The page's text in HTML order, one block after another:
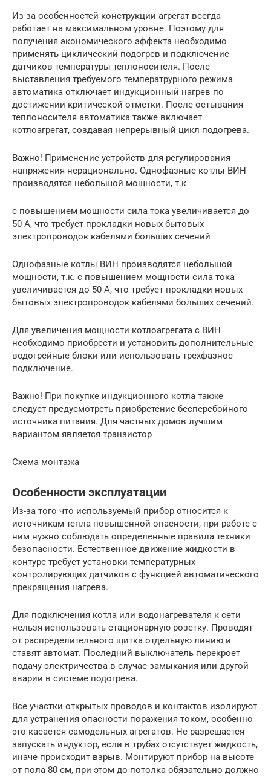
Из-за особенностей конструкции агрегат всегда
работает на максимальном уровне. Поэтому для
получения экономического эффекта необходимо
применять циклический подогрев и подключение
датчиков температуры теплоносителя. После
выставления требуемого температрурного режима
автоматика отключает индукционный нагрев по
достижении критической отметки. После остывания
теплоносителя автоматика также включает
котлоагрегат, создавая непрерывный цикл подогрева.
Важно! Применение устройств для регулирования
напряжения нерационально. Однофазные котлы ВИН
производятся небольшой мощности, т.к
с повышением мощности сила тока увеличивается до
50 А, что требует прокладки новых бытовых
электропроводок кабелями больших сечений
Однофазные котлы ВИН производятся небольшой
мощности, т.к. с повышением мощности сила тока
увеличивается до 50 А, что требует прокладки новых
бытовых электропроводок кабелями больших сечений.
Для увеличения мощности котлоагрегата с ВИН
необходимо приобрести и установить дополнительные
водогрейные блоки или использовать трехфазное
подключение.
Важно! При покупке индукционного котла также
следует предусмотреть приобретение бесперебойного
источника питания. Для частных домов лучшим
вариантом является транзистор
Схема монтажа
Особенности эксплуатации
Из-за того что используемый прибор относится к
источникам тепла повышенной опасности, при работе с
ним нужно соблюдать определенные правила техники
безопасности. Естественное движение жидкости в
контуре требует установки температурных
контролирующих датчиков с функцией автоматического
прекращения нагрева.
Для подключения котла или водонагревателя к сети
нельзя использовать стационарную розетку. Проводят
от распределительного щитка отдельную линию и
ставят автомат. Последний выключатель перекроет
подачу электричества в случае замыкания или другой
аварии в системе подогрева.
Все участки открытых проводов и контактов изолируют
для устранения опасности поражения током, особенно
это касается самодельных агрегатов. Не разрешается
запускать индуктор, если в трубах отсутствует жидкость,
иначе происходит взрыв. Монтируют прибор на высоте
от пола 80 см, при этом до потолка обязательно должно